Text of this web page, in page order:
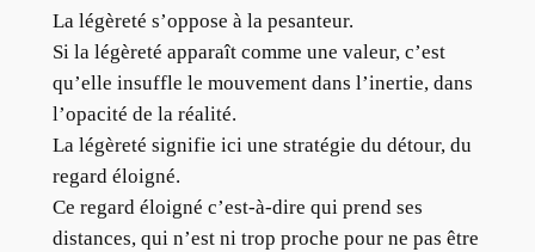
La légèreté s’oppose à la pesanteur.
Si la légèreté apparaît comme une valeur, c’est
qu’elle insuffle le mouvement dans l’inertie, dans
l’opacité de la réalité.
La légèreté signifie ici une stratégie du détour, du
regard éloigné.
Ce regard éloigné c’est-à-dire qui prend ses
distances, qui n’est ni trop proche pour ne pas être